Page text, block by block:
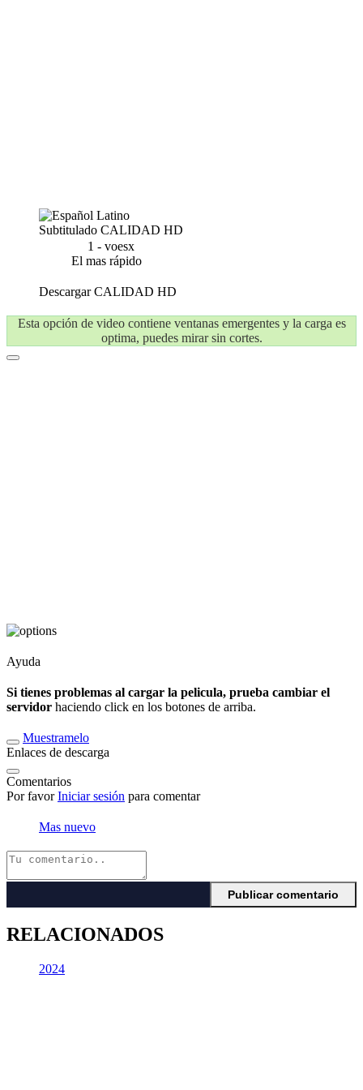
Subtitulado CALIDAD HD
1 - voesx
El mas rápido
DescargarCALIDAD HD
Esta opción de video contiene ventanas emergentes y la carga es
optima, puedes mirar sin cortes.
Ayuda
Si tienes problemas al cargar la pelicula, prueba cambiar el
servidor haciendo click en los botones de arriba.
Muestramelo
Enlaces de descarga
Comentarios
Por favorIniciar sesión para comentar
Mas nuevo
RELACIONADOS
2024